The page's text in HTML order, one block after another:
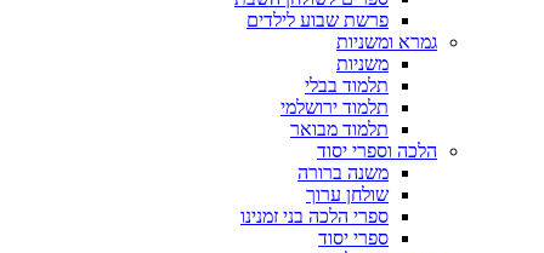
פרשת שבוע לילדים
גמרא ומשניות
משניות
תלמוד בבלי
תלמוד ירושלמי
תלמוד מבואר
הלכה וספרי יסוד
משנה ברורה
שולחן ערוך
ספרי הלכה בני זמנינו
ספרי יסוד